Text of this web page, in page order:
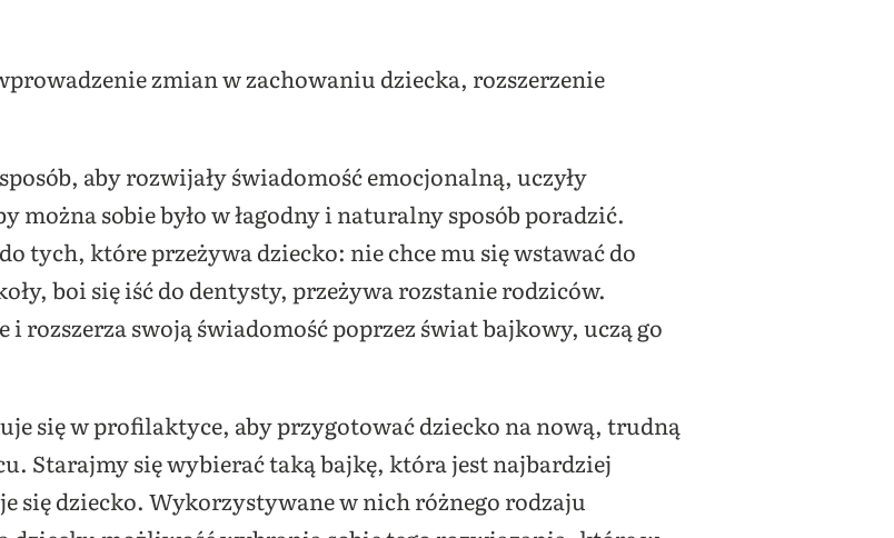
zmian w zachowaniu dziecka, rozszerzenie
aby rozwijały świadomość emocjonalną, uczyły
można sobie było w łagodny i naturalny sposób poradzić.
tych, które przeżywa dziecko: nie chce mu się wstawać do
boi się iść do dentysty, przeżywa rozstanie rodziców.
rozszerza swoją świadomość poprzez świat bajkowy, uczą go
się w profilaktyce, aby przygotować dziecko na nową, trudną
Starajmy się wybierać taką bajkę, która jest najbardziej
się dziecko. Wykorzystywane w nich różnego rodzaju